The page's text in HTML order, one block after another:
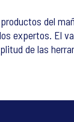
del
expertos. El
de las